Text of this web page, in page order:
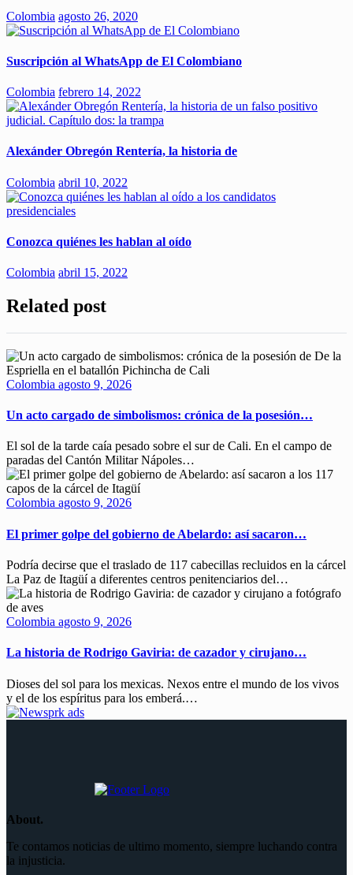
Colombia agosto 26, 2020
Suscripción al WhatsApp de El Colombiano
Colombia febrero 14, 2022
Alexánder Obregón Rentería, la historia de
Colombia abril 10, 2022
Conozca quiénes les hablan al oído
Colombia abril 15, 2022
Related post
Colombia agosto 9, 2026
Un acto cargado de simbolismos: crónica de la posesión…
El sol de la tarde caía pesado sobre el sur de Cali. En el campo de
paradas del Cantón Militar Nápoles…
Colombia agosto 9, 2026
El primer golpe del gobierno de Abelardo: así sacaron…
Podría decirse que el traslado de 117 cabecillas recluidos en la cárcel
La Paz de Itagüí a diferentes centros penitenciarios del…
Colombia agosto 9, 2026
La historia de Rodrigo Gaviria: de cazador y cirujano…
Dioses del sol para los mexicas. Nexos entre el mundo de los vivos
y el de los espíritus para los emberá.…
About.
Te contamos noticias de ultimo momento, siempre luchando contra
la injusticia.